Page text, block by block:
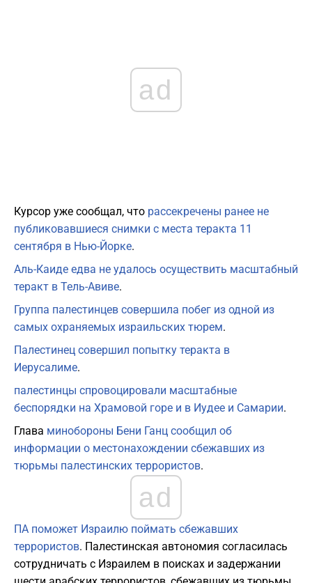
ad
Курсор уже сообщал, что рассекречены ранее не
публиковавшиеся снимки с места теракта 11
сентября в Нью-Йорке.
Аль-Каиде едва не удалось осуществить масштабный
теракт в Тель-Авиве.
Группа палестинцев совершила побег из одной из
самых охраняемых израильских тюрем.
Палестинец совершил попытку теракта в
Иерусалиме.
палестинцы спровоцировали масштабные
беспорядки на Храмовой горе и в Иудее и Самарии.
Глава минобороны Бени Ганц сообщил об
информации о местонахождении сбежавших из
тюрьмы палестинских террористов.
ad
ПА поможет Израилю поймать сбежавших
террористов. Палестинская автономия согласилась
сотрудничать с Израилем в поисках и задержании